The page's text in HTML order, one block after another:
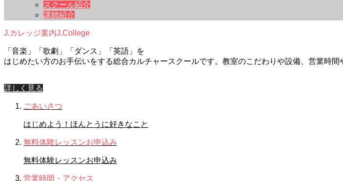
スクール紹介
講師紹介
J.カレッジ案内J.College
「音楽」「歌劇」「ダンス」「英語」を
はじめたい方のお手伝いをする総合カルチャースクールです。教室のこだわりや設備、営業時間
詳しく見る
ごあいさつ
はじめよう！ほんとうに好きなこと
無料体験レッスンお申込み
無料体験レッスンお申込み
営業時間・アクセス